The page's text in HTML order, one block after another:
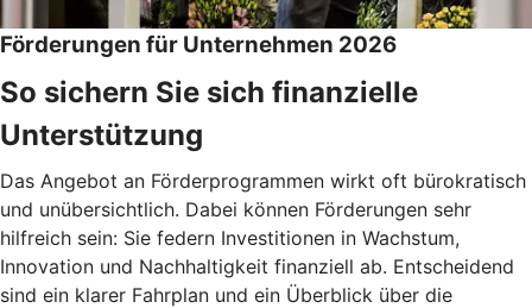
Förderungen für Unternehmen 2026
So sichern Sie sich finanzielle
Unterstützung
Das Angebot an Förderprogrammen wirkt oft bürokratisch
und unübersichtlich. Dabei können Förderungen sehr
hilfreich sein: Sie federn Investitionen in Wachstum,
Innovation und Nachhaltigkeit finanziell ab. Entscheidend
sind ein klarer Fahrplan und ein Überblick über die